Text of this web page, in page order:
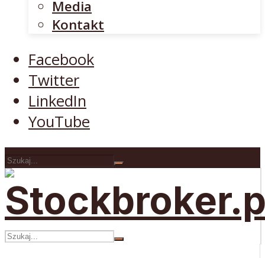
Twitter
LinkedIn
YouTube
Media
Kontakt
Facebook
Twitter
LinkedIn
YouTube